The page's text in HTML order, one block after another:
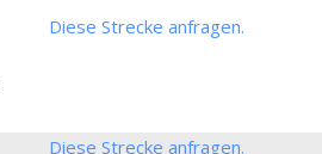
Diese Strecke anfragen.
Diese Strecke anfragen.